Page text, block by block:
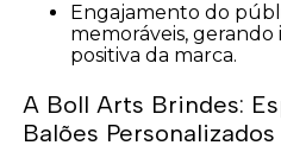
Engajamento do público: criam experiências
memoráveis,
positiva da marca.
A Boll Arts Brindes:
Balões Personalizados